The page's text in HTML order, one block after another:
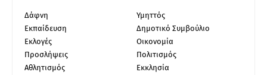
Δάφνη
Υμηττός
Εκπαίδευση
Δημοτικό Συμβούλιο
Εκλογές
Οικονομία
Προσλήψεις
Πολιτισμός
Αθλητισμός
Εκκλησία